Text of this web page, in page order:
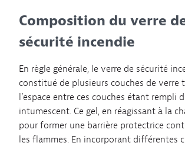
Composition du verre
sécurité incendie
En règle générale, le verre de sécurité
constitué de plusieurs couches de verre
l’espace entre ces couches étant rempli
intumescent. Ce gel, en réagissant à la
pour former une barrière protectrice
les flammes. En incorporant différentes